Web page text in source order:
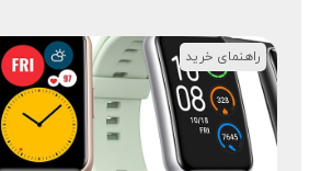
راهنمای خرید